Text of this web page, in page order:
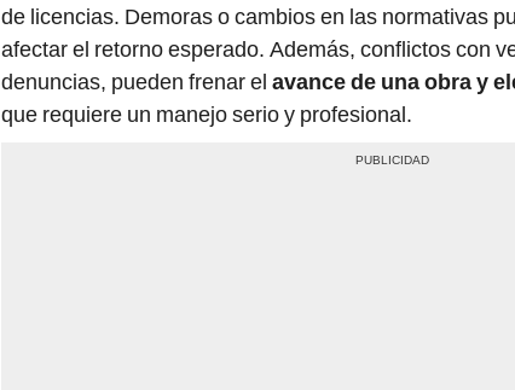
de licencias. Demoras o cambios en las normativas
afectar el retorno esperado. Además, conflictos con
denuncias, pueden frenar el avance de una obra y
que requiere un manejo serio y profesional.